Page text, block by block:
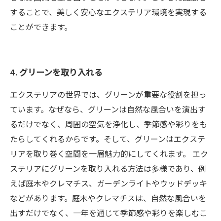
することで、美しく安心なエクステリア環境を実現する
ことができます。
4. グリーンを取り入れる
エクステリアの世界では、グリーンが重要な役割を担っ
ています。なぜなら、グリーンは自然な風合いを演出す
るだけでなく、周囲の空気を浄化し、季節感や彩りをも
たらしてくれるからです。そして、グリーンはエクステ
リアを取り巻く空間を一層魅力的にしてくれます。 エク
ステリアにグリーンを取り入れる方法は多様であり、例
えば庭木やクレマチス、ガーデンライトやウッドデッキ
などがあります。庭木やクレマチスは、自然な風合いを
出すだけでなく、一年を通じて季節感や彩りを楽しむこ